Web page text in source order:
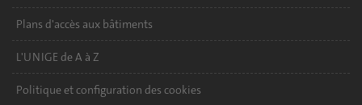
Plans d'accès aux bâtiments
L'UNIGE de A à Z
Politique et configuration des cookies